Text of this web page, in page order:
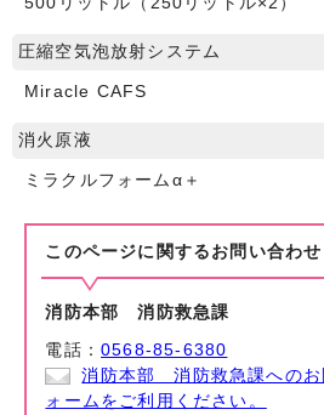
圧縮空気泡放射システム
Miracle CAFS
消火原液
ミラクルフォームα＋
このページに関する お問い合わせ
消防本部 消防救急課
電話：0568-85-6380
消防本部 消防救急課へのお
ォームをご利用ください。